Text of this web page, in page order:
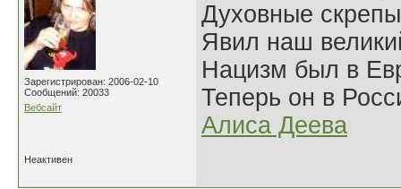
Зарегистрирован: 2006-02-10
Сообщений: 20033
Вебсайт
Духовные
Явил наш
Нацизм был в
Теперь он в
Алиса Деева
Неактивен